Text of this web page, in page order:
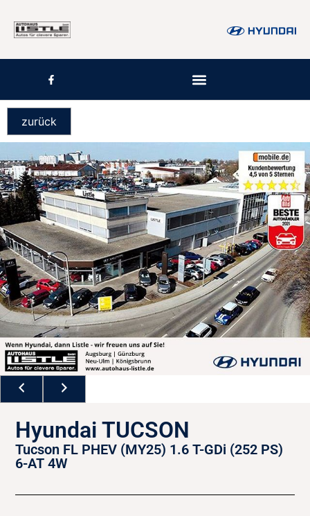
zurück
Hyundai TUCSON
Tucson FL PHEV (MY25) 1.6 T-GDi (252 PS)
6-AT 4W